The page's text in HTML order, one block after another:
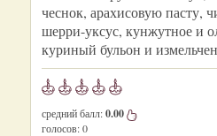
чеснок, арахисовую пасту,
шерри-уксус, кунжутное и
куриный бульон и
средний балл:0.00
голосов:0